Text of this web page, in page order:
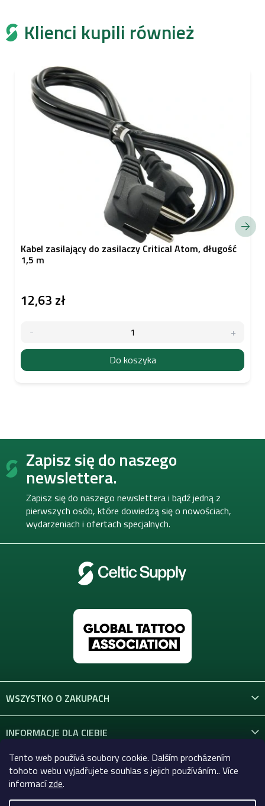
Tento web používá soubory cookie. Dalším procházením
tohoto webu vyjadřujete souhlas s jejich používáním.. Více
informacízde.
Klienci kupili również
Kabel zasilający do zasilaczy Critical Atom, długość
1,5 m
12,63 zł
Do koszyka
S
Zapisz się do naszego
newslettera.
Zapisz się do naszego newslettera i bądź jedną z
pierwszych osób, które dowiedzą się o nowościach,
wydarzeniach i ofertach specjalnych.
WSZYSTKO O ZAKUPACH
INFORMACJE DLA CIEBIE
KONTAKT